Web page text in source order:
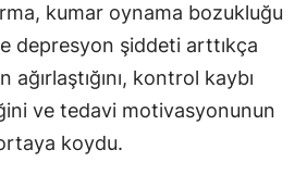
kumar oynama bozukluğu
depresyon şiddeti arttıkça
ağırlaştığını, kontrol kaybı
ve tedavi motivasyonunun
koydu.